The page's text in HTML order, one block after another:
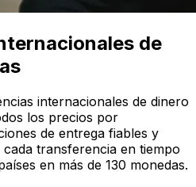
de
internacionales de dinero
los precios por
de entrega fiables y
transferencia en tiempo
en más de 130 monedas.